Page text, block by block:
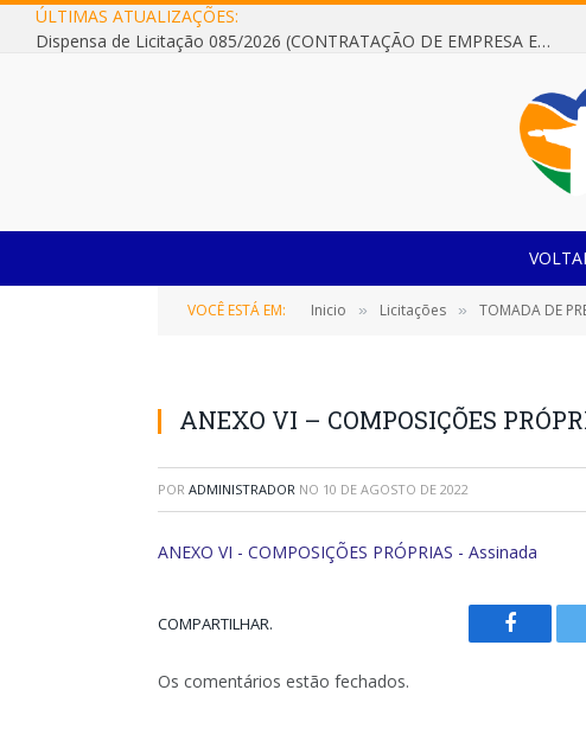
ÚLTIMAS ATUALIZAÇÕES:
Dispensa de Licitação 085/2026 (CONTRATAÇÃO DE EMPRESA ESPECIALIZADA NA FABRICAÇÃO DE MÓVEIS SOB MEDIDA COM ESTRUTURA METÁLICA EM METALON PARA ATENDIMENTO DAS NECESSIDADES DA SALA SIMOV DA EMEF MADRE MARIA VIGANÓ)
VOCÊ ESTÁ EM: Inicio » Licitações » TOMADA DE PREÇOS
ANEXO VI – COMPOSIÇÕES
POR ADMINISTRADOR NO 10 DE AGOSTO DE 2022
ANEXO VI - COMPOSIÇÕES PRÓPRIAS - Assinada
COMPARTILHAR.
Os comentários estão fechados.